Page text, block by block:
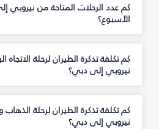
كم عدد الرحلات المتاحة من
الأسبوع؟
كم تكلفة تذكرة الطيران لرحلة الاتجاه
نيروبي إلى دبي؟
كم تكلفة تذكرة الطيران لرحلة
نيروبي إلى دبي؟